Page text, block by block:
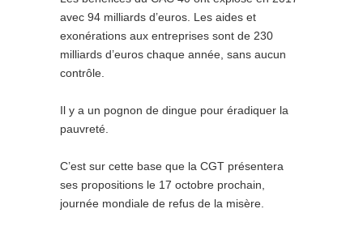
avec 94 milliards d’euros. Les aides et
exonérations aux entreprises sont de 230
milliards d’euros chaque année, sans aucun
contrôle.
Il y a un pognon de dingue pour éradiquer la
pauvreté.
C’est sur cette base que la CGT présentera
ses propositions le 17 octobre prochain,
journée mondiale de refus de la misère.